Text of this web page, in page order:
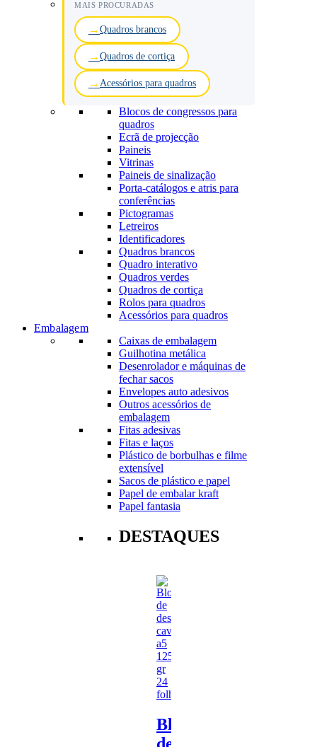
MAIS PROCURADAS
Quadros brancos
Quadros de cortiça
Acessórios para quadros
Blocos de congressos para
quadros
Ecrã de projecção
Paineis
Vitrinas
Paineis de sinalização
Porta-catálogos e atris para
conferências
Pictogramas
Letreiros
Identificadores
Quadros brancos
Quadro interativo
Quadros verdes
Quadros de cortiça
Rolos para quadros
Acessórios para quadros
Embalagem
Caixas de embalagem
Guilhotina metálica
Desenrolador e máquinas de
fechar sacos
Envelopes auto adesivos
Outros acessórios de
embalagem
Fitas adesivas
Fitas e laços
Plástico de borbulhas e filme
extensível
Sacos de plástico e papel
Papel de embalar kraft
Papel fantasia
DESTAQUES
Bloco
de